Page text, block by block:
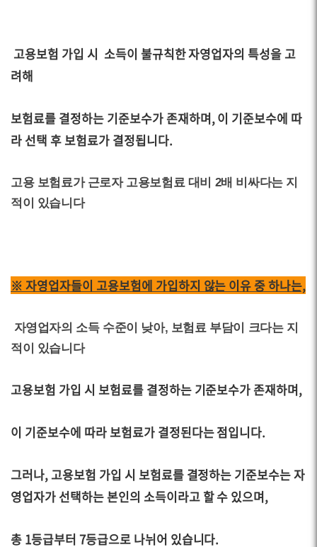
고용보험 가입 시 소득이 불규칙한 자영업자의 특성을 고
려해
보험료를 결정하는 기준보수가 존재하며, 이 기준보수에 따
라 선택 후 보험료가 결정됩니다.
고용 보험료가 근로자 고용보험료 대비 2배 비싸다는 지
적이 있습니다
※ 자영업자들이 고용보험에 가입하지 않는 이유 중 하나는,
자영업자의 소득 수준이 낮아, 보험료 부담이 크다는 지
적이 있습니다
고용보험 가입 시 보험료를 결정하는 기준보수가 존재하며,
이 기준보수에 따라 보험료가 결정된다는 점입니다.
그러나, 고용보험 가입 시 보험료를 결정하는 기준보수는 자
영업자가 선택하는 본인의 소득이라고 할 수 있으며,
총 1등급부터 7등급으로 나뉘어 있습니다.